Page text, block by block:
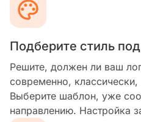
Подберите стиль
Решите, должен ли ваш
современно,
Выберите шаблон, уже
направлению. Настройка